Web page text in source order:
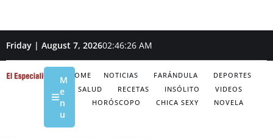
Friday | August 7, 202602:46:27 AM
HOME NOTICIAS FARÁNDULA
DEPORTES
SALUD
RECETAS INSÓLITO
VIDEOS
HORÓSCOPO
CHICA SEXY NOVELA
M
e
n
u